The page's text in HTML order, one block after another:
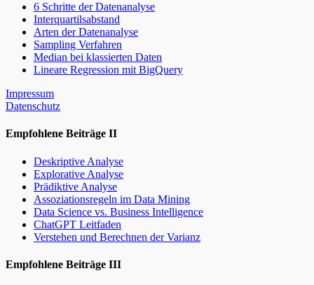
6 Schritte der Datenanalyse
Interquartilsabstand
Arten der Datenanalyse
Sampling Verfahren
Median bei klassierten Daten
Lineare Regression mit BigQuery
Impressum
Datenschutz
Empfohlene Beiträge II
Deskriptive Analyse
Explorative Analyse
Prädiktive Analyse
Assoziationsregeln im Data Mining
Data Science vs. Business Intelligence
ChatGPT Leitfaden
Verstehen und Berechnen der Varianz
Empfohlene Beiträge III